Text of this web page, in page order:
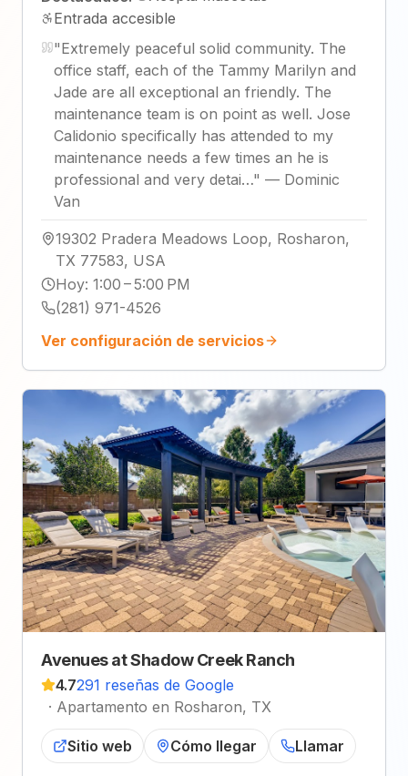
Entrada accesible
"Extremely peaceful solid community. The
office staff, each of the Tammy Marilyn and
Jade are all exceptional an friendly. The
maintenance team is on point as well. Jose
Calidonio specifically has attended to my
maintenance needs a few times an he is
professional and very detai…" — Dominic
Van
19302 Pradera Meadows Loop, Rosharon,
TX 77583, USA
Hoy: 1:00 – 5:00 PM
(281) 971-4526
Ver configuración de servicios
Avenues at Shadow Creek Ranch
4.7291 reseñas de Google
· Apartamento en Rosharon, TX
Sitio web Cómo llegar Llamar